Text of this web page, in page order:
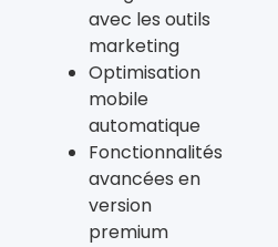
avec les outils
marketing
Optimisation
mobile
automatique
Fonctionnalités
avancées en
version
premium